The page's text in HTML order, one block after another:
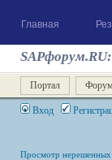
Главная
Портал Форум
Вход
Просмотр нерешенных